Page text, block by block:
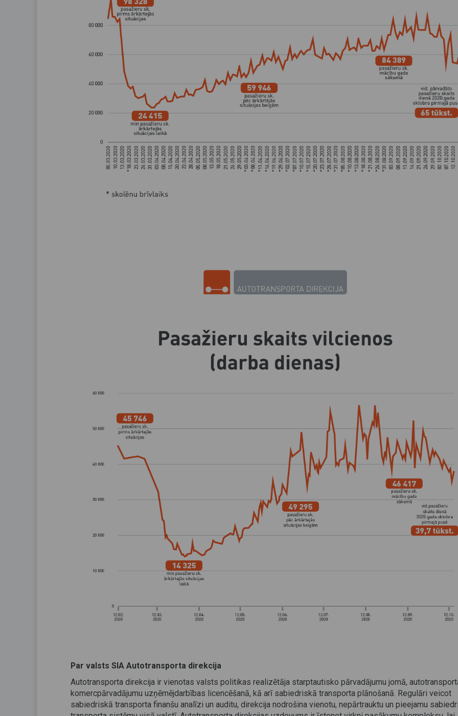
Par valsts SIA Autotransporta direkcija
Autotransporta direkcija ir vienotas valsts politikas realizētāja starptautisko pārvadājumu jomā,
komercpārvadājumu uzņēmējdarbības licencēšanā, kā arī sabiedriskā transporta plānošanā. Regulāri veicot
sabiedriskā transporta finanšu analīzi un auditu, direkcija nodrošina vienotu, nepārtrauktu un pieejamu